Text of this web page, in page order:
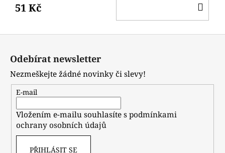
51 Kč
Odebírat newsletter
Nezmeškejte žádné novinky či slevy!
E-mail
Vložením e-mailu souhlasíte spodmínkami
ochrany osobních údajů
PŘIHLÁSIT SE